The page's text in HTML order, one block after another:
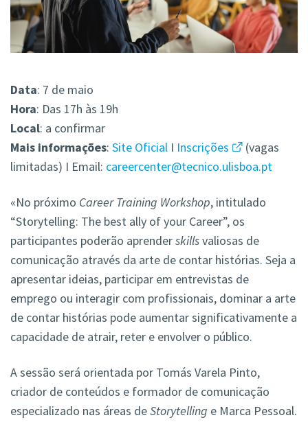
Data: 7 de maio
Hora: Das 17h às 19h
Local: a confirmar
Mais informações: Site Oficial I Inscrições
(vagas
limitadas) I Email: careercenter@tecnico.ulisboa.pt
«No próximo Career Training Workshop, intitulado
“Storytelling: The best ally of your Career”, os
participantes poderão aprenderskillsvaliosas de
comunicação através da arte de contar histórias. Seja a
apresentar ideias, participar em entrevistas de
emprego ou interagir com profissionais, dominar a arte
de contar histórias pode aumentar significativamente a
capacidade de atrair, reter e envolver o público.
A sessão será orientada por Tomás Varela Pinto,
criador de conteúdos e formador de comunicação
especializado nas áreas deStorytelling e Marca Pessoal.